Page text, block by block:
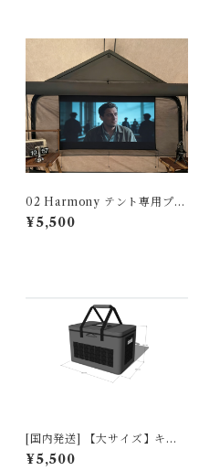
02 Harmony テント専用プロ
ジェクタースクリーン Projec
tion Screen for 02 Harmon
¥5,500
[国内発送] 【大サイズ】キャ
ンプタクティカル収納バッグ
— 大容量でたっぷり収納！L s
¥5,500